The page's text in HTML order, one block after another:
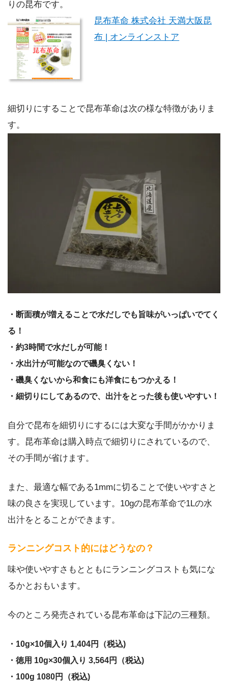
りの昆布です。
昆布革命 株式会社 天満大阪昆
布 | オンラインストア
細切りにすることで昆布革命は次の様な特徴がありま
す。
・断面積が増えることで水だしでも旨味がいっぱいでてく
る！
・約3時間で水だしが可能！
・水出汁が可能なので磯臭くない！
・磯臭くないから和食にも洋食にもつかえる！
・細切りにしてあるので、出汁をとった後も使いやすい！
自分で昆布を細切りにするには大変な手間がかかりま
す。昆布革命は購入時点で細切りにされているので、
その手間が省けます。
また、最適な幅である1mmに切ることで使いやすさと
味の良さを実現しています。10gの昆布革命で1Lの水
出汁をとることができます。
ランニングコスト的にはどうなの？
味や使いやすさもとともにランニングコストも気にな
るかとおもいます。
今のところ発売されている昆布革命は下記の三種類。
・10g×10個入り 1,404円（税込)
・徳用 10g×30個入り 3,564円（税込)
・100g 1080円（税込)